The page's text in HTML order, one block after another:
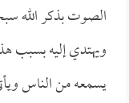
الصوت بذكر الله
ويهتدي إليه بسبب
يسمعه من الناس